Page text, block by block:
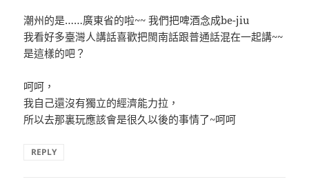
潮州的是……廣東省的啦~~ 我們把啤酒念成be-jiu
我看好多臺灣人講話喜歡把閩南話跟普通話混在一起講~~
是這樣的吧？
呵呵，
我自己還沒有獨立的經濟能力拉，
所以去那裏玩應該會是很久以後的事情了~`呵呵
REPLY